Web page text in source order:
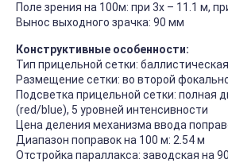
Поле зрения на 100м: при 3х – 11.1 м,
Вынос выходного зрачка: 90 мм
Конструктивные особенности:
Тип прицельной сетки:
Размещение сетки: во второй
Подсветка прицельной сетки: полная
(red/blue), 5 уровней интенсивности
Цена деления механизма ввода
Диапазон поправок на 100 м: 2.54 м
Отстройка параллакса: заводская на